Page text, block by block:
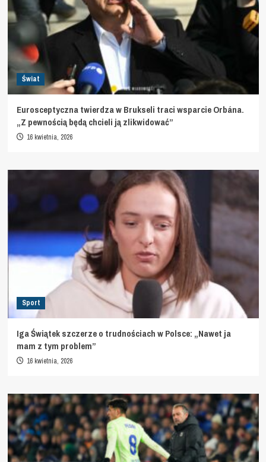
Świat
Eurosceptyczna twierdza w Brukseli traci wsparcie Orbána.
„Z pewnością będą chcieli ją zlikwidować”
16 kwietnia, 2026
Sport
Iga Świątek szczerze o trudnościach w Polsce: „Nawet ja
mam z tym problem”
16 kwietnia, 2026